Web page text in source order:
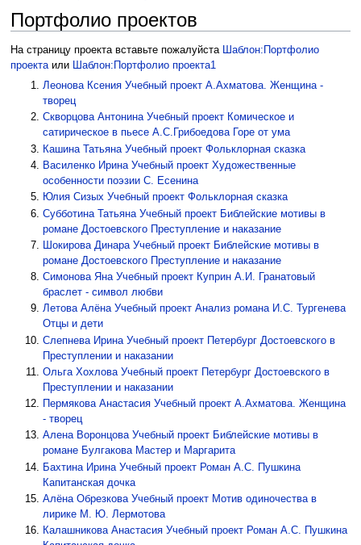
Портфолио проектов
На страницу проекта вставьте пожалуйста Шаблон:Портфолио
проектаили Шаблон:Портфолио проекта1
Леонова Ксения Учебный проект А.Ахматова. Женщина -
творец
Скворцова Антонина Учебный проект Комическое и
сатирическое в пьесе А.С.Грибоедова Горе от ума
Кашина Татьяна Учебный проект Фольклорная сказка
Василенко Ирина Учебный проект Художественные
особенности поэзии С. Есенина
Юлия Сизых Учебный проект Фольклорная сказка
Субботина Татьяна Учебный проект Библейские мотивы в
романе Достоевского Преступление и наказание
Шокирова Динара Учебный проект Библейские мотивы в
романе Достоевского Преступление и наказание
Симонова Яна Учебный проект Куприн А.И. Гранатовый
браслет - символ любви
Летова Алёна Учебный проект Анализ романа И.С. Тургенева
Отцы и дети
Слепнева Ирина Учебный проект Петербург Достоевского в
Преступлении и наказании
Ольга Хохлова Учебный проект Петербург Достоевского в
Преступлении и наказании
Пермякова Анастасия Учебный проект А.Ахматова. Женщина
- творец
Алена Воронцова Учебный проект Библейские мотивы в
романе Булгакова Мастер и Маргарита
Бахтина Ирина Учебный проект Роман А.С. Пушкина
Капитанская дочка
Алёна Обрезкова Учебный проект Мотив одиночества в
лирике М. Ю. Лермотова
Калашникова Анастасия Учебный проект Роман А.С. Пушкина